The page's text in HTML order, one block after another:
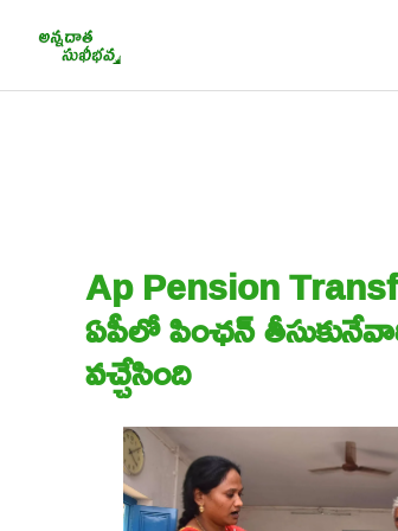
content
Ap Pension
ఏపీలో పింఛన్
వచ్చేసింది